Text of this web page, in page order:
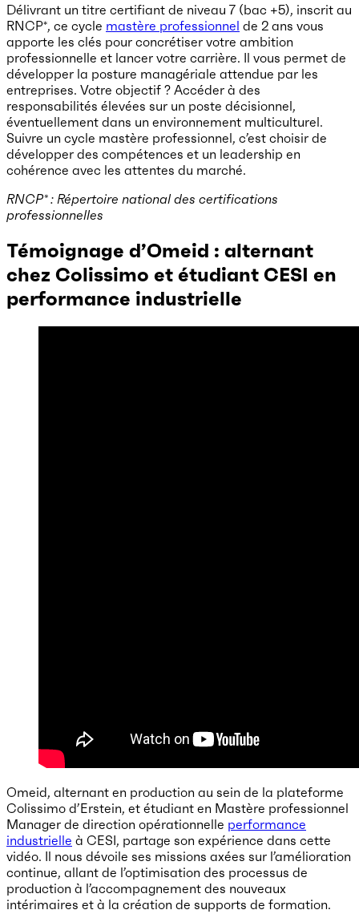
Délivrant un titre certifiant de niveau 7 (bac +5), inscrit au
RNCP*, ce cycle mastère professionnel de 2 ans vous
apporte les clés pour concrétiser votre ambition
professionnelle et lancer votre carrière. Il vous permet de
développer la posture managériale attendue par les
entreprises. Votre objectif ? Accéder à des
responsabilités élevées sur un poste décisionnel,
éventuellement dans un environnement multiculturel.
Suivre un cycle mastère professionnel, c’est choisir de
développer des compétences et un leadership en
cohérence avec les attentes du marché.
RNCP* : Répertoire national des certifications
professionnelles
Témoignage d’Omeid : alternant
chez Colissimo et étudiant CESI en
performance industrielle
Omeid, alternant en production au sein de la plateforme
Colissimo d’Erstein, et étudiant en Mastère professionnel
Manager de direction opérationnelle performance
industrielle à CESI, partage son expérience dans cette
vidéo. Il nous dévoile ses missions axées sur l’amélioration
continue, allant de l’optimisation des processus de
production à l’accompagnement des nouveaux
intérimaires et à la création de supports de formation.